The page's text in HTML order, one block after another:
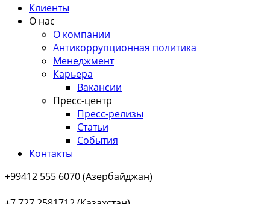
Клиенты
О нас
О компании
Антикоррупционная политика
Менеджмент
Карьера
Вакансии
Пресс-центр
Пресс-релизы
Статьи
События
Контакты
+99412 555 6070 (Азербайджан)